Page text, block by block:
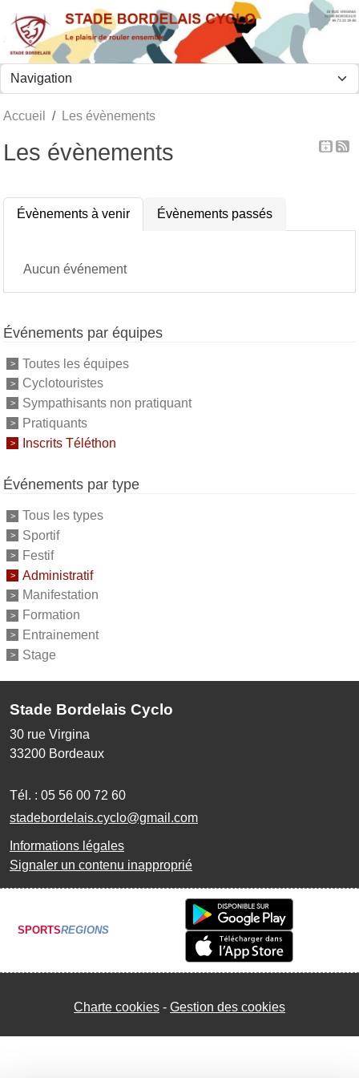
Accueil Les évènements
Les évènements
Évènements à venir Évènements passés
Aucun événement
Événements par équipes
Toutes les équipes
Cyclotouristes
Sympathisants non pratiquant
Pratiquants
Inscrits Téléthon
Événements par type
Tous les types
Sportif
Festif
Administratif
Manifestation
Formation
Entrainement
Stage
Stade Bordelais Cyclo
30 rue Virgina
33200 Bordeaux
Tél. : 05 56 00 72 60
stadebordelais.cyclo@gmail.com
Informations légales
Signaler un contenu inapproprié
SPORTSREGIONS
Charte cookies Gestion des cookies
Panneau de gestion des cookies